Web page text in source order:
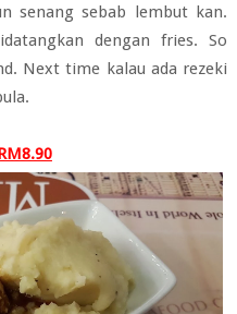
senang sebab lembut kan.
dengan fries. So
Next time kalau ada rezeki